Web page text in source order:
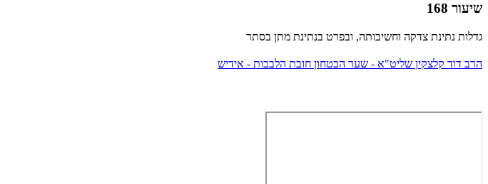
שיעור 168
גדלות נתינת צדקה וחשיבותה, ובפרט בנתינת מתן בסתר
הרב דוד קלצקין שליט"א - שער הבטחון חובת הלבבות - אידיש